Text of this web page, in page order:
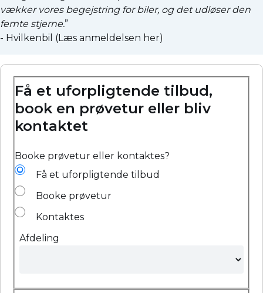
vækker vores begejstring for biler, og det udløser den
femte stjerne.”
- Hvilkenbil (Læs anmeldelsen her)
Få et uforpligtende tilbud,
book en prøvetur eller bliv
kontaktet
Booke prøvetur eller kontaktes?
Få et uforpligtende tilbud
Booke prøvetur
Kontaktes
Afdeling